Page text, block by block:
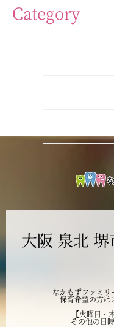
Category
大阪 泉北
なかもずファミリ
保育希望の方は
【火曜日・
その他の日